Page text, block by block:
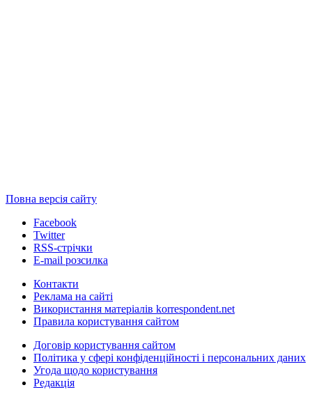
Повна версія сайту
Facebook
Twitter
RSS-стрічки
E-mail розсилка
Контакти
Реклама на сайті
Використання матеріалів korrespondent.net
Правила користування сайтом
Договір користування сайтом
Політика у сфері конфіденційності і персональних даних
Угода щодо користування
Редакція